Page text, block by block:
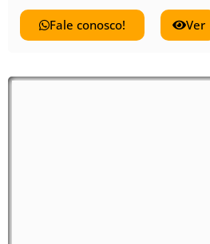
Fale conosco! Ver